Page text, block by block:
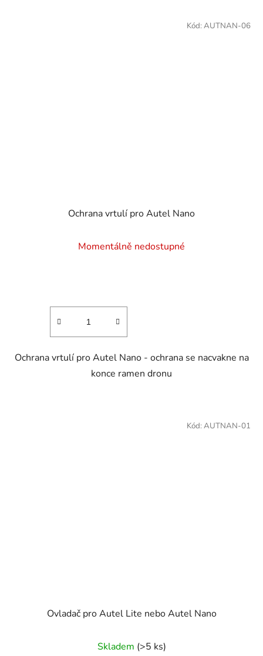
Ochrana vrtulí pro Autel Nano
Momentálně nedostupné
Ochrana vrtulí pro Autel Nano - ochrana se nacvakne na
konce ramen dronu
Kód: AUTNAN-06
Ovladač pro Autel Lite nebo Autel Nano
Skladem (>5 ks)
Kód: AUTNAN-01